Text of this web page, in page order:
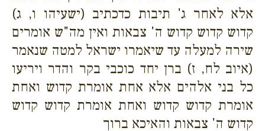
אלא לאחר ג' תיבות כדכתיב (ישעיהו ו, ג)
קדוש קדוש קדוש ה' צבאות ואין מה"ש אומרים
שירה למעלה עד שיאמרו ישראל למטה שנאמר
(איוב לח, ז) ברן יחד כוכבי בקר והדר ויריעו
כל בני אלהים אלא אחת אומרת קדוש ואחת
אומרת קדוש קדוש ואחת אומרת קדוש קדוש
קדוש ה' צבאות והאיכא ברוך